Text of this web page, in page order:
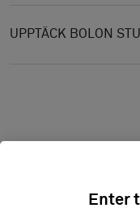
UPPTÄCK BOLON
Enter